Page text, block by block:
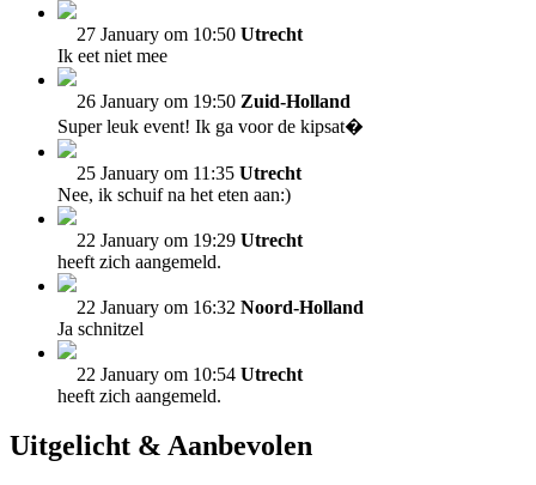
27 January om 10:50 Utrecht
Ik eet niet mee
26 January om 19:50 Zuid-Holland
Super leuk event! Ik ga voor de kipsat�
25 January om 11:35 Utrecht
Nee, ik schuif na het eten aan:)
22 January om 19:29 Utrecht
heeft zich aangemeld.
22 January om 16:32 Noord-Holland
Ja schnitzel
22 January om 10:54 Utrecht
heeft zich aangemeld.
Uitgelicht & Aanbevolen